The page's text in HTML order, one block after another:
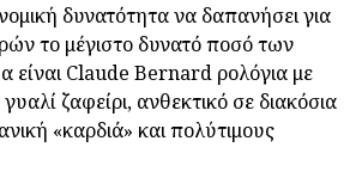
δυνατότητα να δαπανήσει για
το μέγιστο δυνατό ποσό των
είναι Claude Bernard ρολόγια με
ζαφείρι, ανθεκτικό σε διακόσια
«καρδιά» και πολύτιμους